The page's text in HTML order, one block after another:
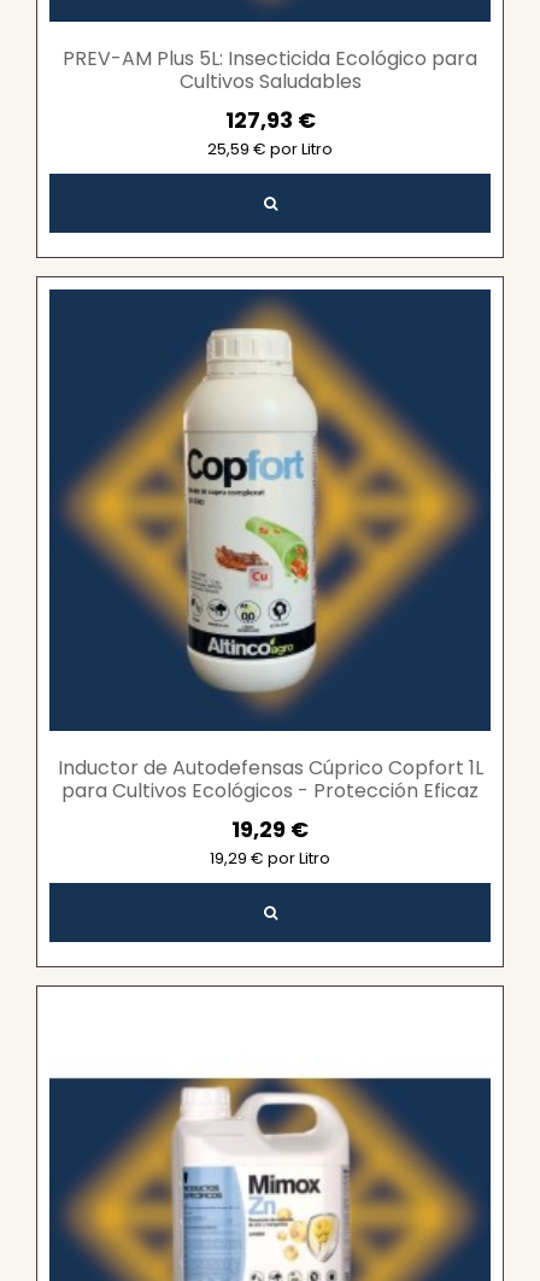
PREV-AM Plus 5L: Insecticida Ecológico para
Cultivos Saludables
127,93 €
25,59 € por Litro
Inductor de Autodefensas Cúprico Copfort 1L
para Cultivos Ecológicos - Protección Eficaz
19,29 €
19,29 € por Litro